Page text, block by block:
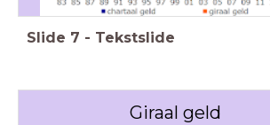
Slide 7 - Tekstslide
Giraal geld